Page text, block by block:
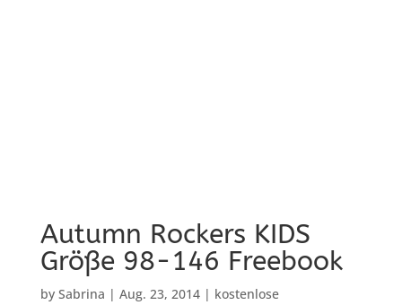
Autumn Rockers KIDS
Größe 98-146 Freebook
by Sabrina | Aug. 23, 2014| kostenlose